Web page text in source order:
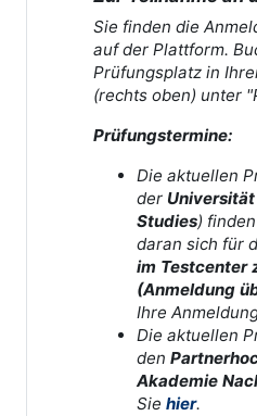
Sie finden die
auf der Plattform.
Prüfungsplatz in
(rechts oben) unter
Prüfungstermine:
Die aktuellen
der
Studies)
daran sich für
im Testcenter
(Anmeldung
Ihre
Die aktuellen
den
Akademie
Sie hier.